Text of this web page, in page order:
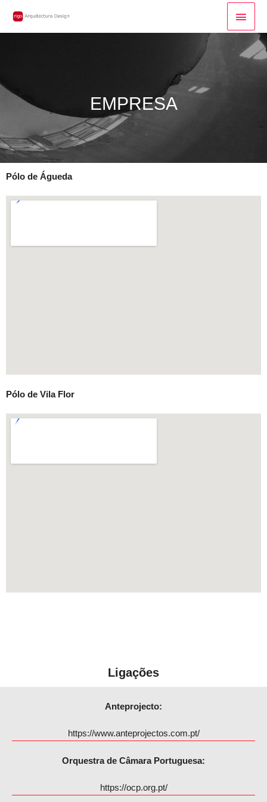
EMPRESA
Pólo de Águeda
Pólo de Vila Flor
Ligações
Anteprojecto:
https://www.anteprojectos.com.pt/
Orquestra de Câmara Portuguesa:
https://ocp.org.pt/